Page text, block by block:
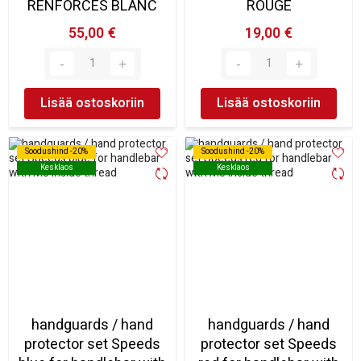
RENFORCÉS BLANC
55,00 €
Lisää ostoskoriin
ROUGE
19,00 €
Lisää ostoskoriin
Soodushind -20%
Kesklaos
Soodushind -20%
Kesklaos
handguards / hand
protector set Speeds
Soodushind -20%
Kesklaos
Soodushind -20%
Kesklaos
handguards / hand
protector set Speeds